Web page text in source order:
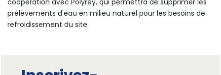
prélèvements d'eau en milieu naturel pour les besoins de
refroidissement du site.